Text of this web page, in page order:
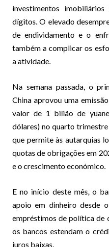
investimentos
dígitos. O elevado
de endividamento e o
também a complicar os
a atividade.
Na semana passada, o
China aprovou uma
valor de 1 bilião de
dólares) no quarto
que permite às autarquias
quotas de obrigações em
e o crescimento económico.
E no início deste mês, o
apoio em dinheiro desde
empréstimos de política de
os bancos estendam o
juros baixas.